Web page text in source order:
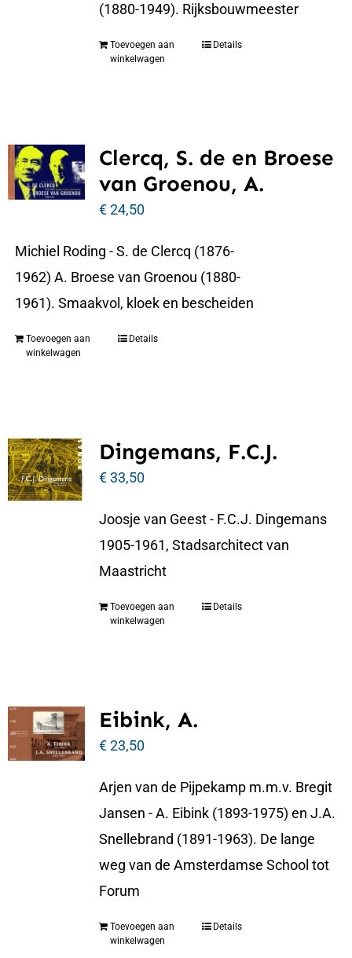
(1880-1949). Rijksbouwmeester
Toevoegen aan
winkelwagen
Details
Clercq, S. de en Broese
van Groenou, A.
€24,50
Michiel Roding - S. de Clercq (1876-
1962) A. Broese van Groenou (1880-
1961). Smaakvol, kloek en bescheiden
Toevoegen aan
winkelwagen
Details
Dingemans, F.C.J.
€33,50
Joosje van Geest - F.C.J. Dingemans
1905-1961, Stadsarchitect van
Maastricht
Toevoegen aan
winkelwagen
Details
Eibink, A.
€23,50
Arjen van de Pijpekamp m.m.v. Bregit
Jansen - A. Eibink (1893-1975) en J.A.
Snellebrand (1891-1963). De lange
weg van de Amsterdamse School tot
Forum
Toevoegen aan
winkelwagen
Details